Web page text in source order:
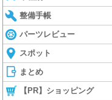
整備手帳
パーツレビュー
スポット
まとめ
【PR】ショッピング